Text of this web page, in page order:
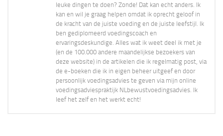
leuke dingen te doen? Zonde! Dat kan echt anders. Ik
kan en wil je graag helpen omdat ik oprecht geloof in
de kracht van de juiste voeding en de juiste leefstijl. Ik
ben gediplomeerd voedingscoach en
ervaringsdeskundige. Alles wat ik weet deel ik met je
(en de 100.000 andere maandelijkse bezoekers van
deze website) in de artikelen die ik regelmatig post, via
de e-boeken die ik in eigen beheer uitgeef en door
persoonlijk voedingsadvies te geven via mijn online
voedingsadviespraktijk NLbewustvoedingsadvies. Ik
leef het zelf en het werkt echt!